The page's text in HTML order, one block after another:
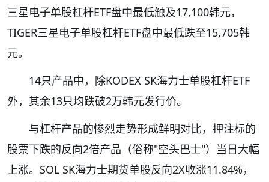
三星电子单股杠杆ETF盘中最低触及17,100韩元，
TIGER三星电子单股杠杆ETF盘中最低跌至15,705韩
元。
14只产品中，除KODEX SK海力士单股杠杆ETF
外，其余13只均跌破2万韩元发行价。
与杠杆产品的惨烈走势形成鲜明对比，押注标的
股票下跌的反向2倍产品（俗称"空头巴士"）当日大幅
上涨。SOL SK海力士期货单股反向2X收涨11.84%，